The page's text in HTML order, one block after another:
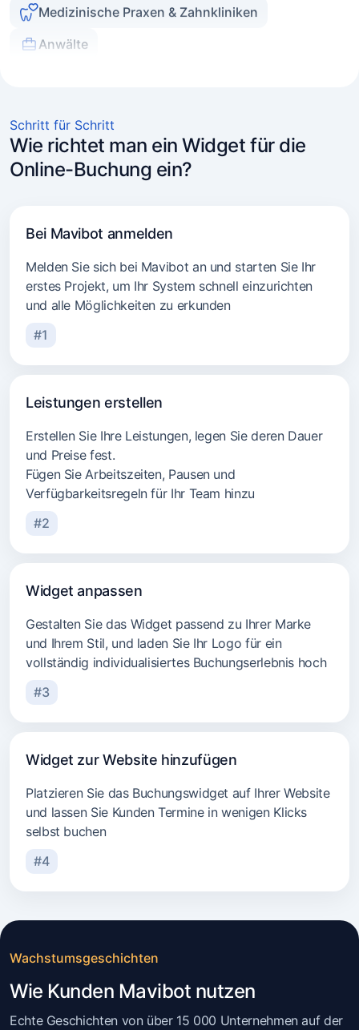
Beauty-Salons
Beauty-Spezialisten
Barbershops
Nachhilfelehrer
Schritt für Schritt
Wie richtet man ein Widget für die
Online-Buchung ein?
Bei Mavibot anmelden
Melden Sie sich bei Mavibot an und starten Sie Ihr
erstes Projekt, um Ihr System schnell einzurichten
und alle Möglichkeiten zu erkunden
#1
Leistungen erstellen
Erstellen Sie Ihre Leistungen, legen Sie deren Dauer
und Preise fest.
Fügen Sie Arbeitszeiten, Pausen und
Verfügbarkeitsregeln für Ihr Team hinzu
#2
Widget anpassen
Gestalten Sie das Widget passend zu Ihrer Marke
und Ihrem Stil, und laden Sie Ihr Logo für ein
vollständig individualisiertes Buchungserlebnis hoch
#3
Widget zur Website hinzufügen
Platzieren Sie das Buchungswidget auf Ihrer Website
und lassen Sie Kunden Termine in wenigen Klicks
selbst buchen
#4
Wachstumsgeschichten
Wie Kunden Mavibot nutzen
Echte Geschichten von über 15 000 Unternehmen auf der